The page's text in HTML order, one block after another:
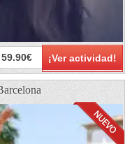
¡Ver actividad!
59.90€